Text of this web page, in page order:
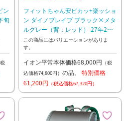
ン
旬
税
フィットちゃん安ピカッ+楽ッショ
ン ダイノブレイブ ブラック×メタ
ルグレー（背：レッド） 27年2月
下旬お渡し予定
この商品にはバリエーションがありま
す。
イオン平常本体価格68,000円 （税
込価格74,800円） の品、 特別価格
61,200円 （税込価格67,320円）